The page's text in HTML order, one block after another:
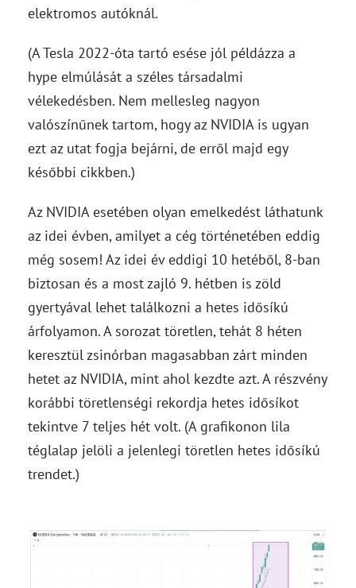
elektromos autóknál.
(A Tesla 2022-óta tartó esése jól példázza a
hype elmúlását a széles társadalmi
vélekedésben. Nem mellesleg nagyon
valószínűnek tartom, hogy az NVIDIA is ugyan
ezt az utat fogja bejárni, de erről majd egy
későbbi cikkben.)
Az NVIDIA esetében olyan emelkedést láthatunk
az idei évben, amilyet a cég történetében eddig
még sosem! Az idei év eddigi 10 hetéből, 8-ban
biztosan és a most zajló 9. hétben is zöld
gyertyával lehet találkozni a hetes idősíkú
árfolyamon. A sorozat töretlen, tehát 8 héten
keresztül zsinórban magasabban zárt minden
hetet az NVIDIA, mint ahol kezdte azt. A részvény
korábbi töretlenségi rekordja hetes idősíkot
tekintve 7 teljes hét volt. (A grafikonon lila
téglalap jelöli a jelenlegi töretlen hetes idősíkú
trendet.)